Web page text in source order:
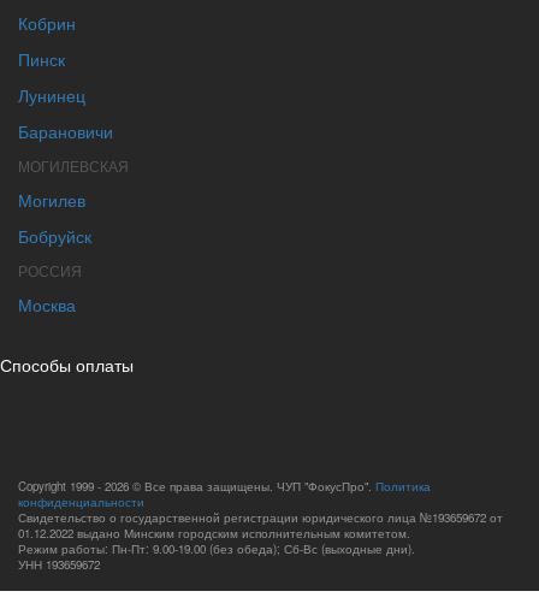
Кобрин
Пинск
Лунинец
Барановичи
МОГИЛЕВСКАЯ
Могилев
Бобруйск
РОССИЯ
Москва
Способы оплаты
Copyright 1999 - 2026 © Все права защищены. ЧУП "ФокусПро". Политика
конфиденциальности
Свидетельство о государственной регистрации юридического лица №193659672 от
01.12.2022 выдано Минским городским исполнительным комитетом.
Режим работы: Пн-Пт: 9.00-19.00 (без обеда); Сб-Вс (выходные дни).
УНН 193659672